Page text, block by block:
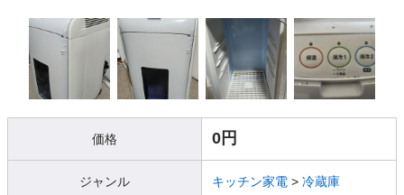
価格 0円
ジャンル キッチン家電 > 冷蔵庫